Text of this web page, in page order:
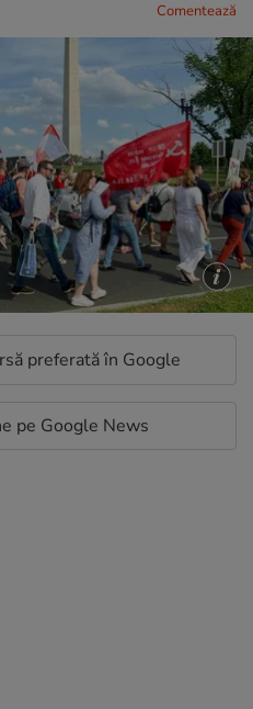
Comentează
preferată în Google
pe Google News